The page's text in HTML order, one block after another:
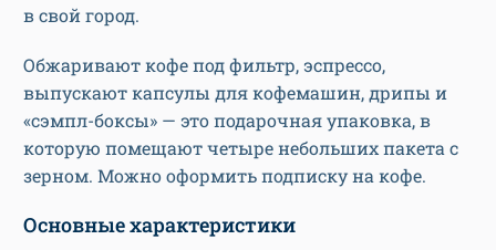
в свой город.
Обжаривают кофе под фильтр, эспрессо,
выпускают капсулы для кофемашин, дрипы и
«сэмпл-боксы» — это подарочная упаковка, в
которую помещают четыре небольших пакета с
зерном. Можно оформить подписку на кофе.
Основные характеристики